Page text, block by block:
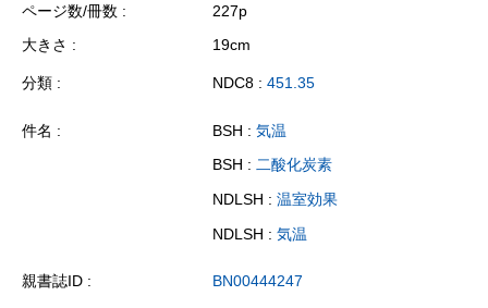
ページ数/冊数
227p
大きさ
19cm
分類 NDC8 : 451.35
件名 BSH : 気温
BSH : 二酸化炭素
NDLSH : 温室効果
NDLSH : 気温
親書誌ID BN00444247